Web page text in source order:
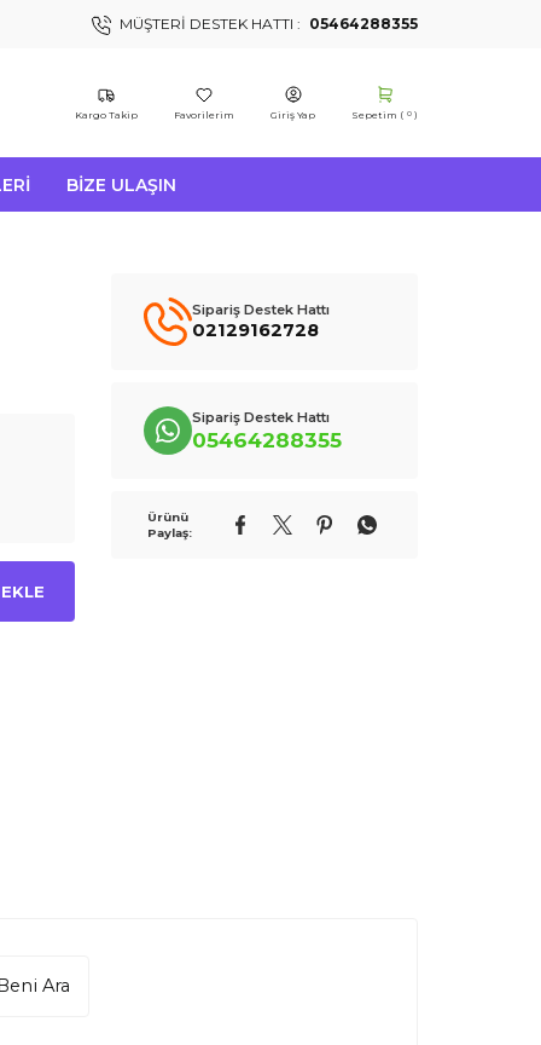
MÜŞTERI DESTEK HATTI : 05464288355
Kargo Takip Favorilerim Giriş Yap Sepetim ( 0 )
BIZE ULAŞIN
Sipariş Destek Hattı
02129162728
Sipariş Destek Hattı
05464288355
Ürünü
Paylaş:
Ara